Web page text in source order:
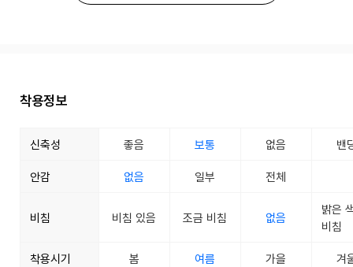
착용정보
신축성 좋음 보통 없음 밴
안감 없음 일부 전체
비침 비침 있음 조금 비침 없음
밝은
비침
착용시기 봄 여름 가을 겨